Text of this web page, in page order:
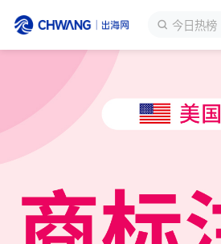
今日热榜
出海服务
跨境报告
登录/注册